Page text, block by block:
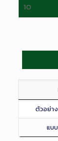
ตัวอย่า
แบ